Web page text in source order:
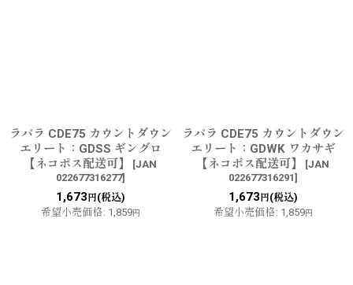
ラパラ CDE75 カウントダウン
エリート：GDSS ギングロ
【ネコポス配送可】
[JAN
022677316277]
1,673 円(税込)
希望小売価格: 1,859円
ラパラ CDE75 カウントダウン
エリート：GDWK ワカサギ
【ネコポス配送可】
[JAN
022677316291]
1,673 円(税込)
希望小売価格: 1,859円